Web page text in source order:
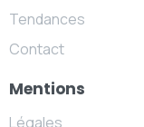
Tendances
Contact
Mentions
Légales